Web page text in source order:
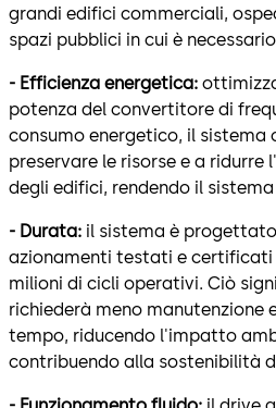
grandi edifici commerciali,
spazi pubblici in cui è
- Efficienza energetica:
potenza del convertitore di
consumo energetico, il sistema
preservare le risorse e a
degli edifici, rendendo il
- Durata: il sistema è
azionamenti testati e certificati
milioni di cicli operativi. Ciò
richiederà meno manutenzione
tempo, riducendo l'impatto
contribuendo alla sostenibilità